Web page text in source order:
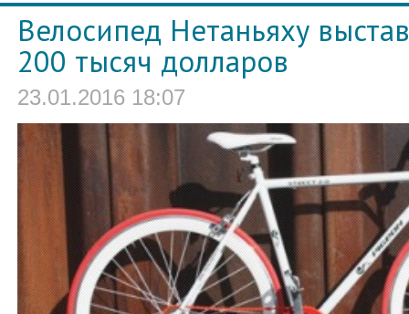
Велосипед Нетаньяху
200 тысяч долларов
23.01.2016 18:07